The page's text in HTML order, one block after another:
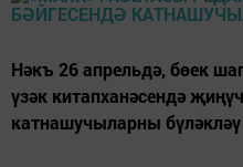
Нәкъ 26 апрельдә, бөек
үзәк китапханәсендә
катнашучыларны